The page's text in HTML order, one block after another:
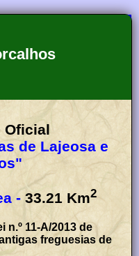
Oficial
de Lajeosa e
- 33.21 Km2
n.º 11-A/2013 de
freguesias de